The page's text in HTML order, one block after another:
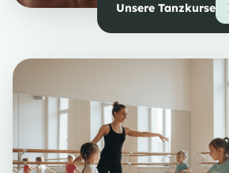
Unsere Tanzkurse